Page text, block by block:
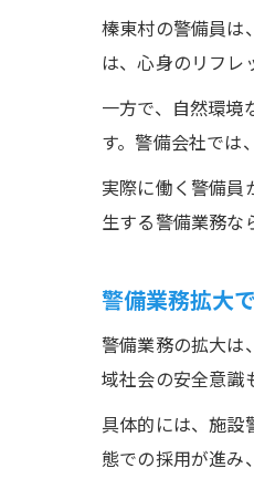
榛東村の警備員は
は、心身のリフレ
一方で、自然環境
す。警備会社では
実際に働く警備員
生する警備業務な
警備業務拡大
警備業務の拡大は
域社会の安全意識
具体的には、施設
態での採用が進み